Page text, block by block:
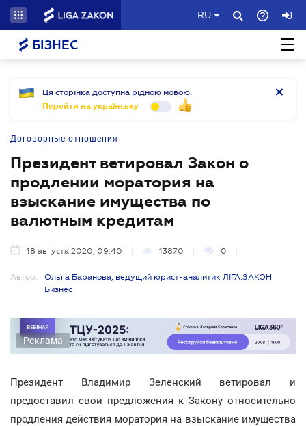
RU
БІЗНЕС
Ця сторінка доступна рідною мовою.
Перейти на українську
Договорные отношения
Президент ветировал Закон о
продлении моратория на
взыскание имущества по
валютным кредитам
18 августа 2020, 09:40 13870 0
Автор:
Ольга Баранова, ведущий юрист-аналитик ЛІГА:ЗАКОН
Бизнес
Реклама
Президент Владимир Зеленский ветировал и
предоставил свои предложения к Закону относительно
продления действия моратория на взыскание имущества